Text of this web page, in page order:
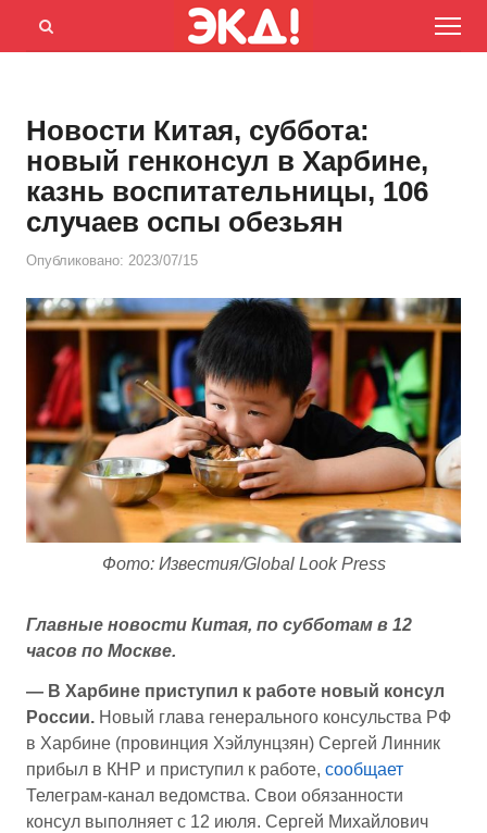
Menu
Открыть
Новости Китая, суббота:
новый генконсул в Харбине,
казнь воспитательницы, 106
случаев оспы обезьян
Опубликовано: 2023/07/15
Фото: Известия/Global Look Press
Главные новости Китая, по субботам в 12
часов по Москве.
— В Харбине приступил к работе новый консул
России. Новый глава генерального консульства РФ
в Харбине (провинция Хэйлунцзян) Сергей Линник
прибыл в КНР и приступил к работе, сообщает
Телеграм-канал ведомства. Свои обязанности
консул выполняет с 12 июля. Сергей Михайлович